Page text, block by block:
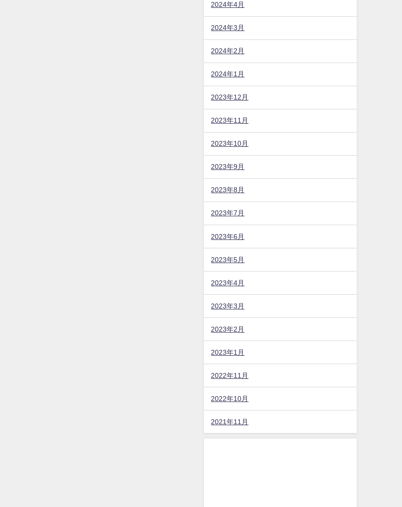
2024年4月
2024年3月
2024年2月
2024年1月
2023年12月
2023年11月
2023年10月
2023年9月
2023年8月
2023年7月
2023年6月
2023年5月
2023年4月
2023年3月
2023年2月
2023年1月
2022年11月
2022年10月
2021年11月